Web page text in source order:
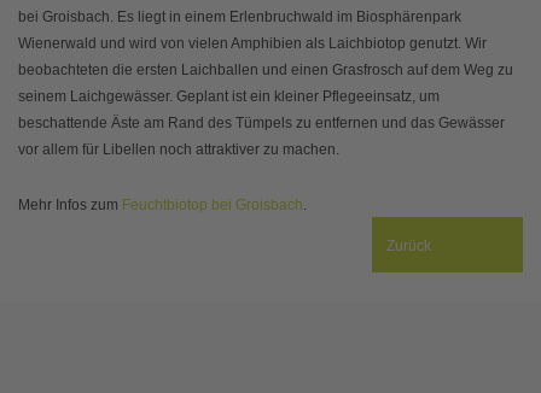
bei Groisbach. Es liegt in einem Erlenbruchwald im Biosphärenpark
Wienerwald und wird von vielen Amphibien als Laichbiotop genutzt. Wir
beobachteten die ersten Laichballen und einen Grasfrosch auf dem Weg zu
seinem Laichgewässer. Geplant ist ein kleiner Pflegeeinsatz, um
beschattende Äste am Rand des Tümpels zu entfernen und das Gewässer
vor allem für Libellen noch attraktiver zu machen.
Mehr Infos zum Feuchtbiotop bei Groisbach.
Zurück